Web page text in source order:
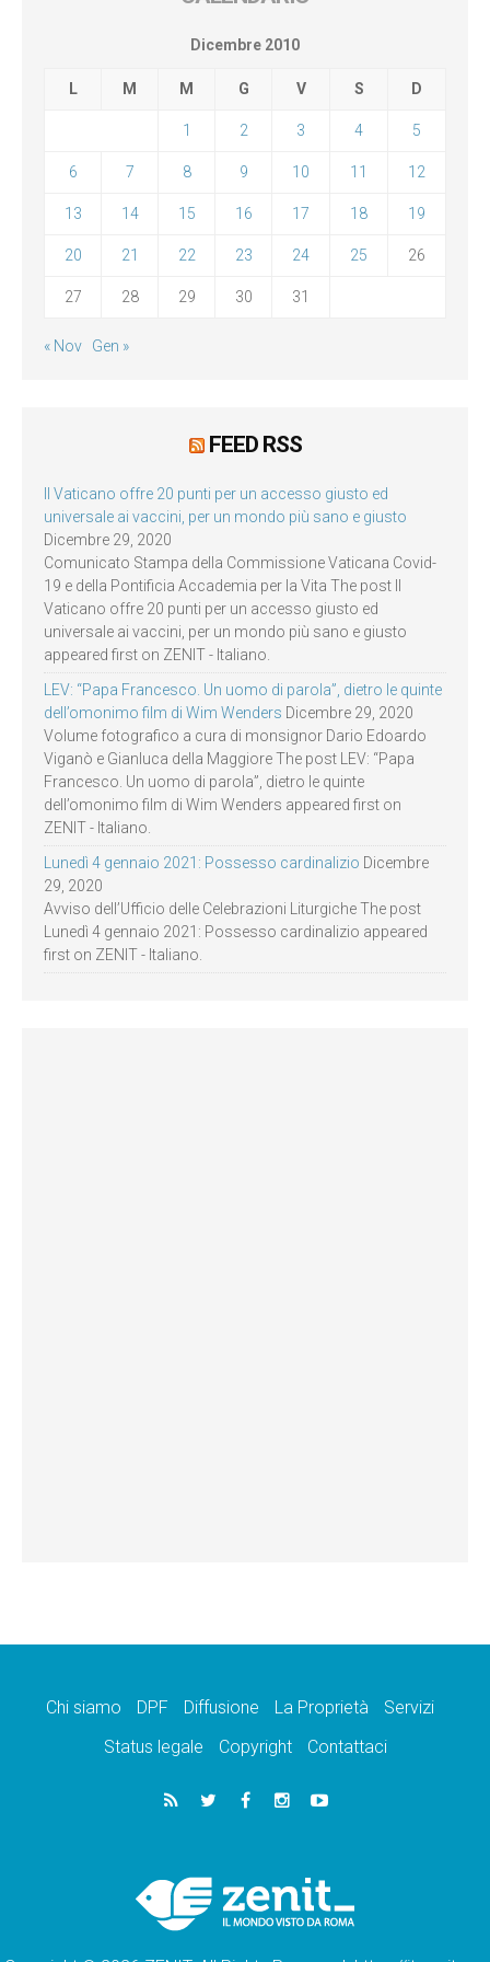
Dicembre 2010
L M M G V S D
1 2 3 4 5
6 7 8 9 10 11 12
13 14 15 16 17 18 19
20 21 22 23 24 25 26
27 28 29 30 31
« Nov Gen »
FEED RSS
Il Vaticano offre 20 punti per un accesso giusto ed
universale ai vaccini, per un mondo più sano e giusto
Dicembre 29, 2020
Comunicato Stampa della Commissione Vaticana Covid-
19 e della Pontificia Accademia per la Vita The post Il
Vaticano offre 20 punti per un accesso giusto ed
universale ai vaccini, per un mondo più sano e giusto
appeared first on ZENIT - Italiano.
LEV: “Papa Francesco. Un uomo di parola”, dietro le quinte
dell’omonimo film di Wim Wenders Dicembre 29, 2020
Volume fotografico a cura di monsignor Dario Edoardo
Viganò e Gianluca della Maggiore The post LEV: “Papa
Francesco. Un uomo di parola”, dietro le quinte
dell’omonimo film di Wim Wenders appeared first on
ZENIT - Italiano.
Lunedì 4 gennaio 2021: Possesso cardinalizio Dicembre
29, 2020
Avviso dell’Ufficio delle Celebrazioni Liturgiche The post
Lunedì 4 gennaio 2021: Possesso cardinalizio appeared
first on ZENIT - Italiano.
Chi siamo DPF Diffusione La Proprietà
Servizi
Status legale
Copyright Contattaci